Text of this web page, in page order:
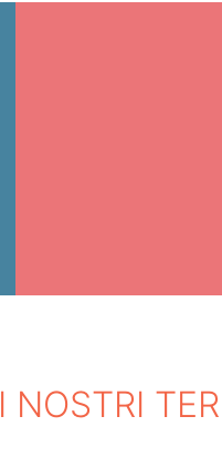
I NOSTRI